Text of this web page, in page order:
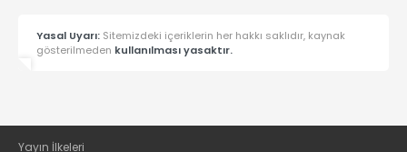
Yasal Uyarı: Sitemizdeki içeriklerin her hakkı saklıdır, kaynak
gösterilmeden kullanılması yasaktır.
Yayın İlkeleri